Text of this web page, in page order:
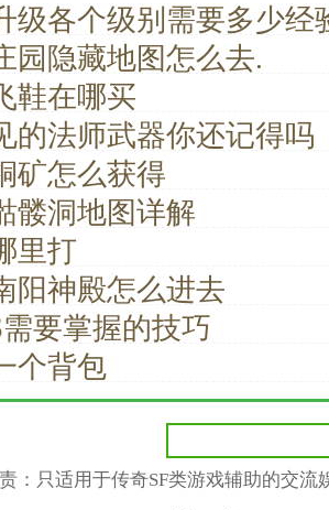
级各个级别需要多少经
园隐藏地图怎么去.
鞋在哪买
的法师武器你还记得吗
矿怎么获得
髅洞地图详解
里打
阳神殿怎么进去
要掌握的技巧
个背包
：只适用于传奇SF类游戏辅助的交